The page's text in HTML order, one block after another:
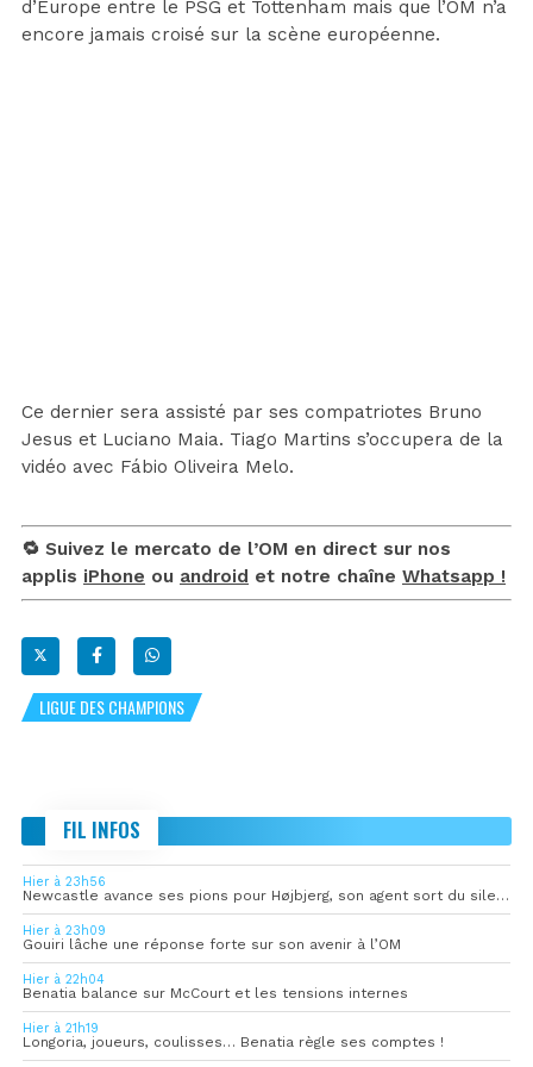
d’Europe entre le PSG et Tottenham mais que l’OM n’a
encore jamais croisé sur la scène européenne.
Ce dernier sera assisté par ses compatriotes Bruno
Jesus et Luciano Maia. Tiago Martins s’occupera de la
vidéo avec Fábio Oliveira Melo.
🔁 Suivez le mercato de l’OM en direct sur nos
applis iPhone ou android et notre chaîne Whatsapp !
LIGUE DES CHAMPIONS
FIL INFOS
Hier à 23h56
Newcastle avance ses pions pour Højbjerg, son agent sort du silence
Hier à 23h09
Gouiri lâche une réponse forte sur son avenir à l’OM
Hier à 22h04
Benatia balance sur McCourt et les tensions internes
Hier à 21h19
Longoria, joueurs, coulisses… Benatia règle ses comptes !